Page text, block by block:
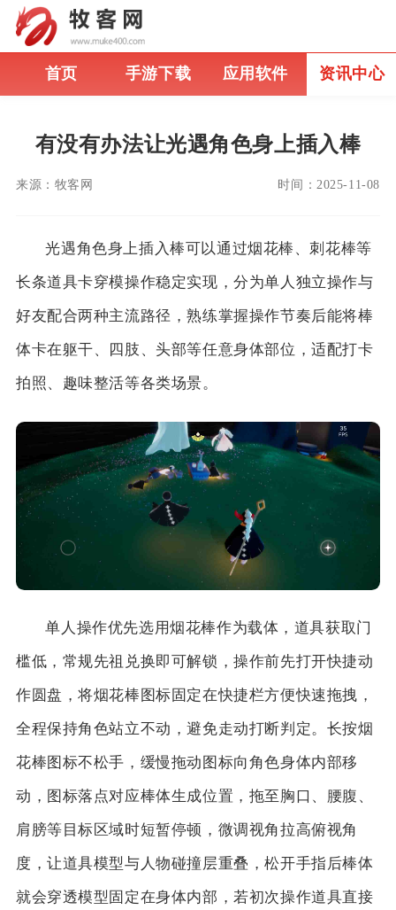
首页 手游下载 应用软件 资讯中心
有没有办法让光遇角色身上插入棒
来源： 牧客网 时间： 2025-11-08
光遇角色身上插入棒可以通过烟花棒、刺花棒等
长条道具卡穿模操作稳定实现，分为单人独立操作与
好友配合两种主流路径，熟练掌握操作节奏后能将棒
体卡在躯干、四肢、头部等任意身体部位，适配打卡
拍照、趣味整活等各类场景。
单人操作优先选用烟花棒作为载体，道具获取门
槛低，常规先祖兑换即可解锁，操作前先打开快捷动
作圆盘，将烟花棒图标固定在快捷栏方便快速拖拽，
全程保持角色站立不动，避免走动打断判定。长按烟
花棒图标不松手，缓慢拖动图标向角色身体内部移
动，图标落点对应棒体生成位置，拖至胸口、腰腹、
肩膀等目标区域时短暂停顿，微调视角拉高俯视角
度，让道具模型与人物碰撞层重叠，松开手指后棒体
就会穿透模型固定在身体内部，若初次操作道具直接